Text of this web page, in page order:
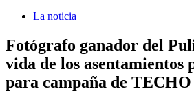
La noticia
Fotógrafo ganador del
vida de los asentamientos
para campaña de TECHO